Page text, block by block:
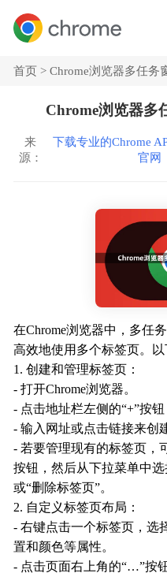
首页 >Chrome浏览器多任务
Chrome浏览器多
来
源：
下载专业的Chrome
官网
在Chrome浏览器中，多任
高效地使用多个标签页。
1. 创建和管理标签页：
- 打开Chrome浏览器。
- 点击地址栏左侧的“+”按钮
- 输入网址或点击链接来创
- 若要管理现有的标签页，
按钮，然后从下拉菜单中
或“删除标签页”。
2. 自定义标签页布局：
- 右键点击一个标签页，选
置和颜色等属性。
- 点击页面右上角的“…”按